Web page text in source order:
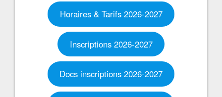
Horaires & Tarifs 2026-2027
Inscriptions 2026-2027
Docs inscriptions 2026-2027